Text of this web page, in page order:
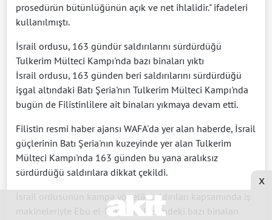
prosedürün bütünlüğünün açık ve net ihlalidir." ifadeleri
kullanılmıştı.
İsrail ordusu, 163 gündür saldırılarını sürdürdüğü
Tulkerim Mülteci Kampı'nda bazı binaları yıktı
İsrail ordusu, 163 günden beri saldırılarını sürdürdüğü
işgal altındaki Batı Şeria'nın Tulkerim Mülteci Kampı'nda
bugün de Filistinlilere ait binaları yıkmaya devam etti.
Filistin resmi haber ajansı WAFA'da yer alan haberde, İsrail
güçlerinin Batı Şeria'nın kuzeyinde yer alan Tulkerim
Mülteci Kampı'nda 163 günden bu yana aralıksız
sürdürdüğü saldırılara dikkat çekildi.
İsrail ordusunun kampa yönelik saldırıları kapsamında iş
makineleriyle Ebu el-Ful Mahallesi'ndeki bazı binaları
x